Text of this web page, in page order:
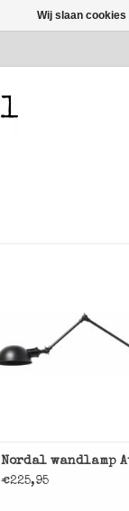
Nordal wandlamp
€225,95
Wij slaan